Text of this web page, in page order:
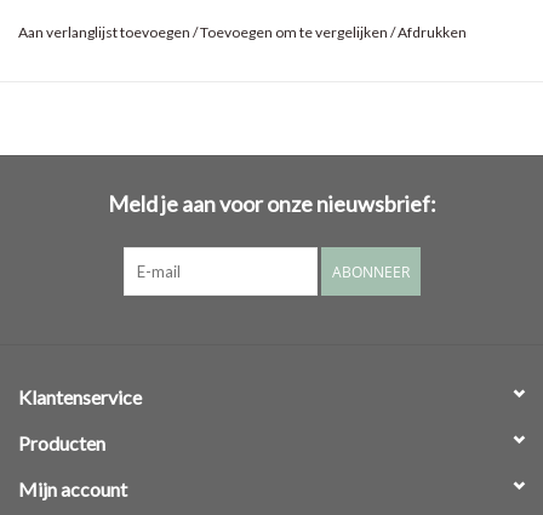
Aan verlanglijst toevoegen /Toevoegen om te vergelijken /Afdrukken
Meld je aan voor onze nieuwsbrief:
ABONNEER
Klantenservice
Producten
Mijn account